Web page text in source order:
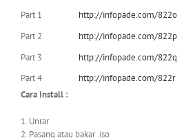
Part 1
http://infopade.com/822o
Part 2
http://infopade.com/822p
Part 3
http://infopade.com/822q
Part 4
http://infopade.com/822r
Cara Install :
1. Unrar
2. Pasang atau bakar .iso